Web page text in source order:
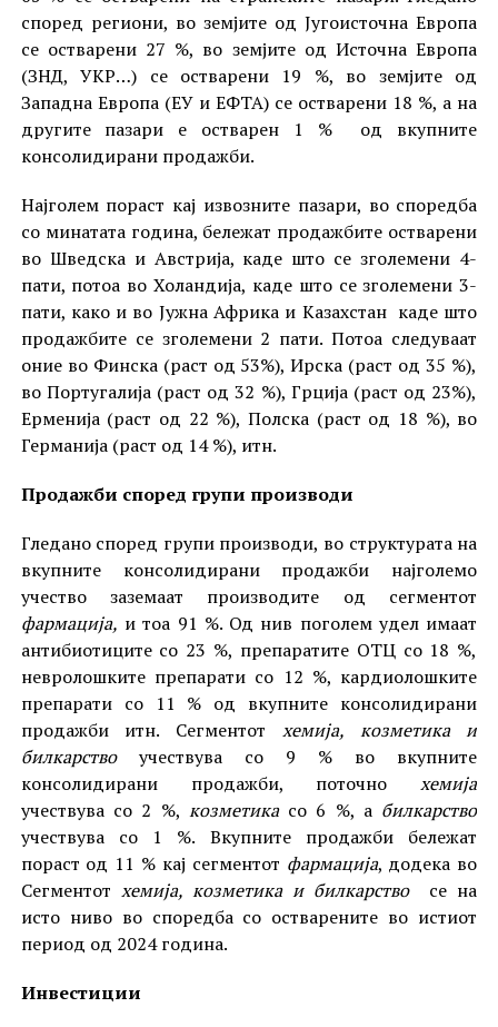
според региони, во земјите од Југоисточна Европа
се остварени 27 %, во земјите од Источна Европа
(ЗНД, УКР…) се остварени 19 %, во земјите од
Западна Европа (ЕУ и ЕФТА) се остварени 18 %, а на
другите пазари е остварен 1 % од вкупните
консолидирани продажби.
Најголем пораст кај извозните пазари, во споредба
со минатата година, бележат продажбите остварени
во Шведска и Австрија, каде што се зголемени 4-
пати, потоа во Холандија, каде што се зголемени 3-
пати, како и во Јужна Африка и Казахстан каде што
продажбите се зголемени 2 пати. Потоа следуваат
оние во Финска (раст од 53%), Ирска (раст од 35 %),
во Португалија (раст од 32 %), Грција (раст од 23%),
Ерменија (раст од 22 %), Полска (раст од 18 %), во
Германија (раст од 14 %), итн.
Продажби според групи производи
Гледано според групи производи, во структурата на
вкупните консолидирани продажби најголемо
учество заземаат производите од сегментот
фармација, и тоа 91 %. Од нив поголем удел имаат
антибиотиците со 23 %, препаратите ОТЦ со 18 %,
невролошките препарати со 12 %, кардиолошките
препарати со 11 % од вкупните консолидирани
продажби итн. Сегментот хемија, козметика и
билкарствоучествува со 9 % во вкупните
консолидирани продажби, поточнохемија
учествува со 2 %, козметикасо 6 %, а билкарство
учествува со 1 %. Вкупните продажби бележат
пораст од 11 % кај сегментот фармација, додека во
Сегментот хемија, козметика и билкарство
се на
исто ниво во споредба со остварените во истиот
период од 2024 година.
Инвестиции